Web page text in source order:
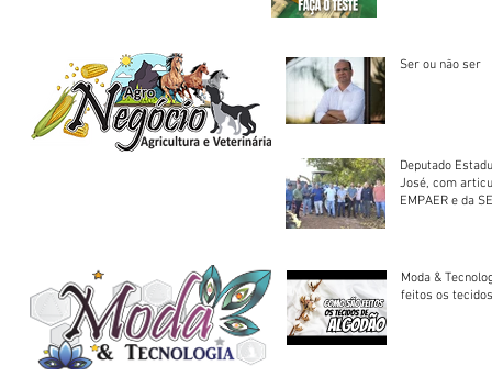
Ser ou não ser
Deputado
José, com
EMPAER e da
Moda &
feitos os